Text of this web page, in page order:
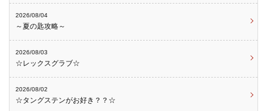
2026/08/04
～夏の匙攻略～
2026/08/03
☆レックスグラブ☆
2026/08/02
☆タングステンがお好き？？☆